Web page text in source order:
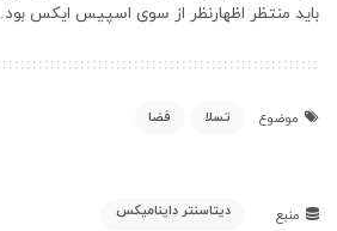
باید منتظر اظهارنظر از سوی اسپیس ایکس بود.
موضوع تسلا فضا
منبع دیتاسنتر داینامیکس